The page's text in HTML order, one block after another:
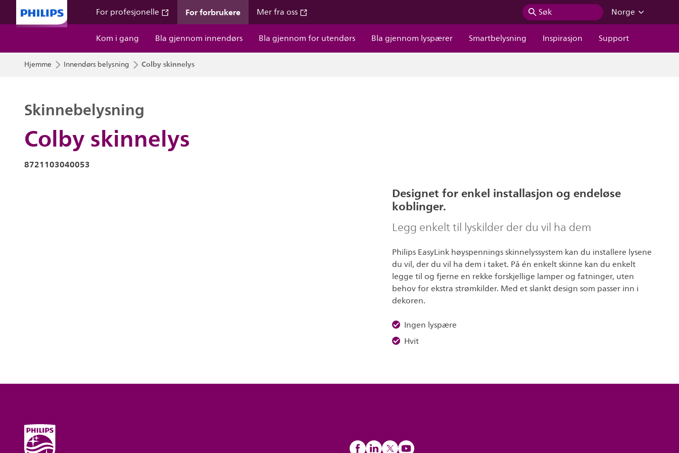
For profesjonelle For forbrukere Mer fra oss Søk
Norge
Kom i gang
Bla gjennom innendørs Bla gjennom for utendørs Bla gjennom lyspærer Smartbelysning Inspirasjon Support
Hjemme Innendørs belysning Colby skinnelys
Colby skinnelys
Skinnebelysning
8721103040053
Designet for enkel installasjon og endeløse
koblinger.
Legg enkelt til lyskilder der du vil ha dem
Philips EasyLink høyspennings skinnelyssystem kan du installere lysene
du vil, der du vil ha dem i taket. På én enkelt skinne kan du enkelt
legge til og fjerne en rekke forskjellige lamper og fatninger, uten
behov for ekstra strømkilder. Med et slankt design som passer inn i
dekoren.
Ingen lyspære
Hvit